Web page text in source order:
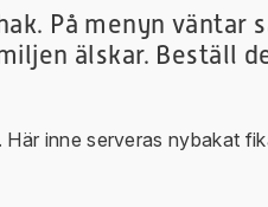
På menyn väntar
älskar. Beställ
inne serveras nybakat